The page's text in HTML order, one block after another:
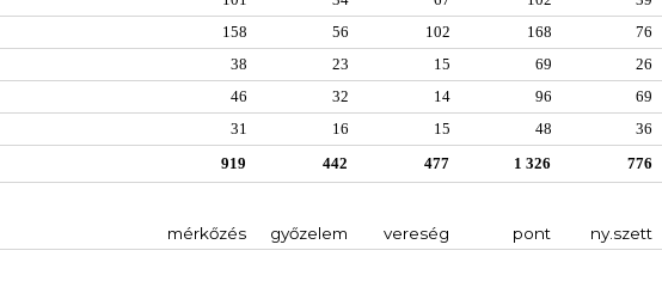
158 56 102 168 76
38 23 15 69 26
46 32 14 96 69
31 16 15 48 36
919 442 477 1 326 776
mérkőzés győzelem vereség pont ny.szett